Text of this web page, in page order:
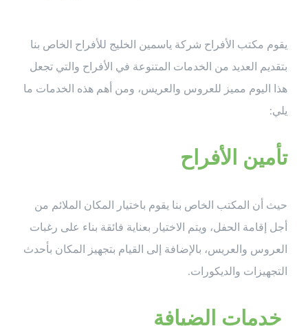
يقوم مكتب الأفراح شركة ياسمين الخليج للأفراح الخاص بنا
بتقديم العديد من الخدمات المتنوعة في الأفراح والتي تجعل
هذا اليوم مميز للعروس والعريس، ومن أهم هذه الخدمات ما
يلي:
تأمين الأفراح
حيث أن المكتب الخاص بنا يقوم باختيار المكان الملائم من
أجل إقامة الحفل، ويتم الاختيار بعناية فائقة بناء على رغبات
العروس والعريس، بالإضافة إلى القيام بتجهيز المكان بأحدث
التجهيزات والديكورات.
خدمات الضيافة